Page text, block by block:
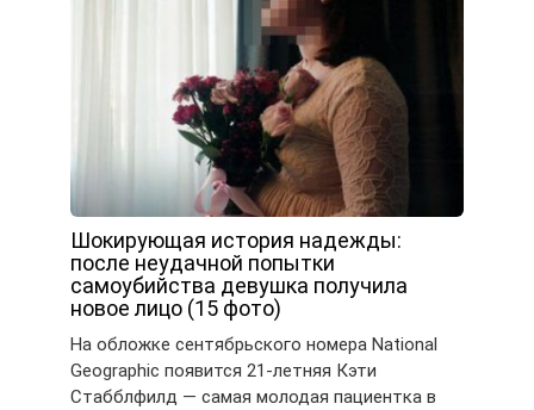
Шокирующая история надежды:
после неудачной попытки
самоубийства девушка получила
новое лицо (15 фото)
На обложке сентябрьского номера National
Geographic появится 21-летняя Кэти
Стабблфилд — самая молодая пациентка в